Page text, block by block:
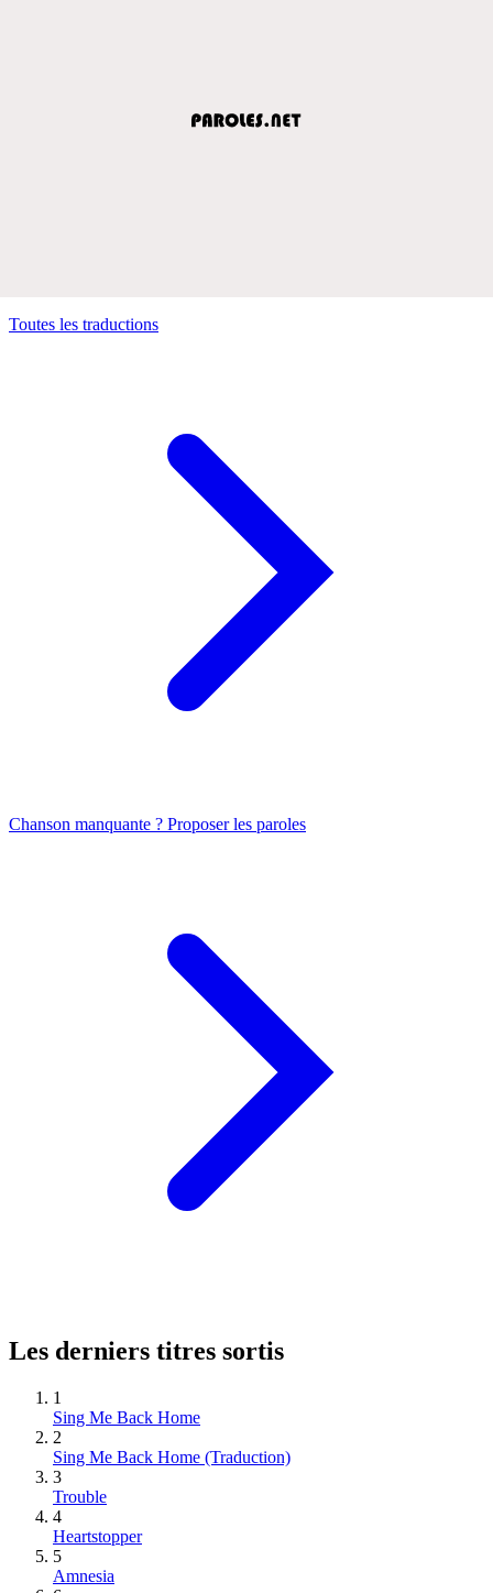
Toutes les traductions
Chanson manquante ? Proposer les paroles
Les derniers titres sortis
1
Sing Me Back Home
2
Sing Me Back Home (Traduction)
3
Trouble
4
Heartstopper
5
Amnesia